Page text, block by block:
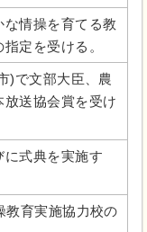
な情操を育てる教
定を受ける。
)で文部大臣、農
送協会賞を受け
に式典を実施す
教育実施協力校の